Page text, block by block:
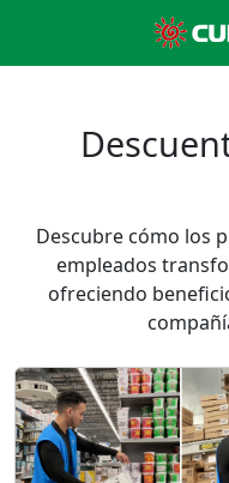
Descubre cómo los
empleados
ofreciendo